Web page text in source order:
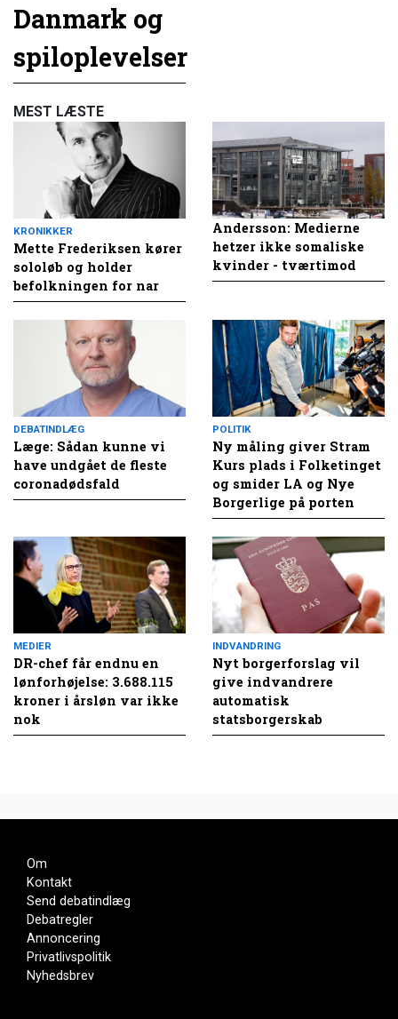
Danmark og
spiloplevelser
MEST LÆSTE
KRONIKKER
Mette Frederiksen kører
sololøb og holder
befolkningen for nar
Andersson: Medierne
hetzer ikke somaliske
kvinder - tværtimod
DEBATINDLÆG
Læge: Sådan kunne vi
have undgået de fleste
coronadødsfald
POLITIK
Ny måling giver Stram
Kurs plads i Folketinget
og smider LA og Nye
Borgerlige på porten
MEDIER
DR-chef får endnu en
lønforhøjelse: 3.688.115
kroner i årsløn var ikke
nok
INDVANDRING
Nyt borgerforslag vil
give indvandrere
automatisk
statsborgerskab
Om
Kontakt
Send debatindlæg
Debatregler
Annoncering
Privatlivspolitik
Nyhedsbrev